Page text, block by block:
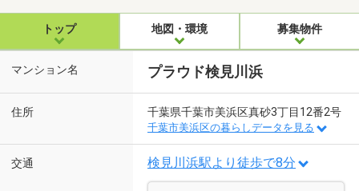
トップ 地図・環境 募集物件
マンション名 プラウド検見川浜
住所 千葉県千葉市美浜区真砂3丁目12番2号
千葉市美浜区の暮らしデータを見る
交通 検見川浜駅より徒歩で8分